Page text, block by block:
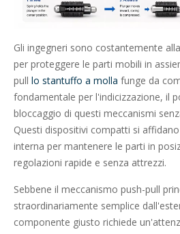
Gli ingegneri sono costantemente
per proteggere le parti mobili in
pull lo stantuffo a molla funge da
fondamentale per l'indicizzazione, il
bloccaggio di questi meccanismi
Questi dispositivi compatti si
interna per mantenere le parti in
regolazioni rapide e senza attrezzi.
Sebbene il meccanismo push-pull
straordinariamente semplice
componente giusto richiede